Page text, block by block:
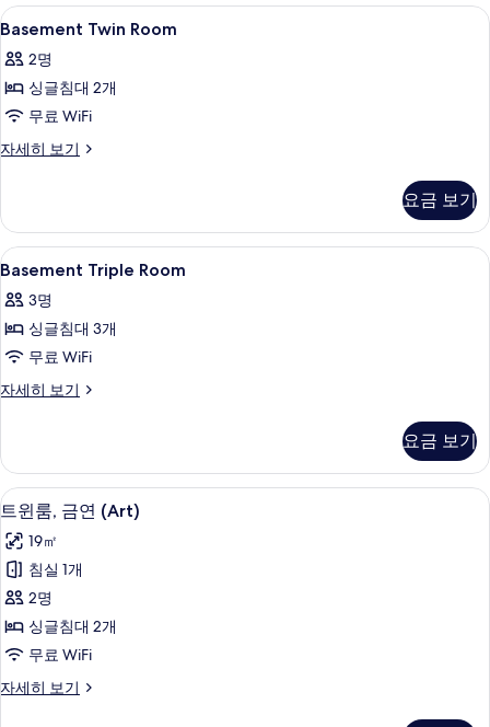
히
보
Basement
Twin
Room
사
진
모
기
샤워기/욕조 결합, 무료 세면용품, 헤
4
Basement Twin Room
2명
싱글침대 2개
무료 WiFi
자세히 보기
Basement
세
히
보
요금 보기
Basement
Triple
Room
사
진
모
기
객실 내 금고, 책상, 암막 커튼, 다리미/
5
Basement Triple Room
3명
싱글침대 3개
무료 WiFi
자세히 보기
Basement
세
히
보
요금 보기
트
윈
룸,
금
연
(Art)
사
진
트윈룸, 금연 (Art) | 객실 내 금고, 책
6
트윈룸, 금연 (Art)
19㎡
침실 1개
2명
싱글침대 2개
무료 WiFi
자세히 보기
트